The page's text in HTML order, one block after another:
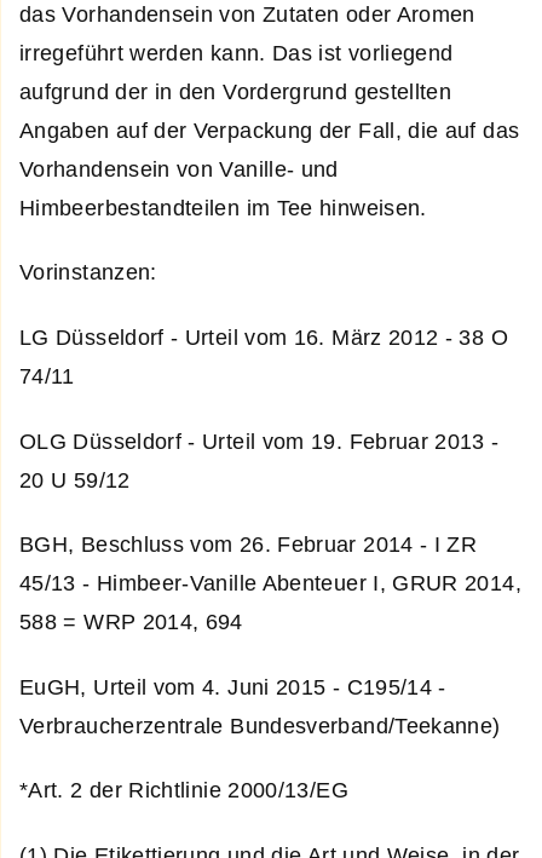
das Vorhandensein von Zutaten oder Aromen
irregeführt werden kann. Das ist vorliegend
aufgrund der in den Vordergrund gestellten
Angaben auf der Verpackung der Fall, die auf das
Vorhandensein von Vanille- und
Himbeerbestandteilen im Tee hinweisen.
Vorinstanzen:
LG Düsseldorf - Urteil vom 16. März 2012 - 38 O
74/11
OLG Düsseldorf - Urteil vom 19. Februar 2013 -
20 U 59/12
BGH, Beschluss vom 26. Februar 2014 - I ZR
45/13 - Himbeer-Vanille Abenteuer I, GRUR 2014,
588 = WRP 2014, 694
EuGH, Urteil vom 4. Juni 2015 - C­195/14 ­
Verbraucherzentrale Bundesverband/Teekanne)
*Art. 2 der Richtlinie 2000/13/EG